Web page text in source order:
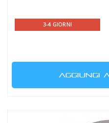
3-4 GIORNI
AGGIUNGI